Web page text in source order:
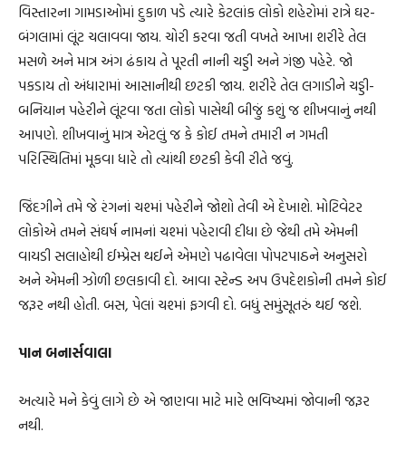
વિસ્તારના ગામડાઓમાં દુકાળ પડે ત્યારે કેટલાંક લોકો શહેરોમાં રાત્રે ઘર-
બંગલામાં લૂંટ ચલાવવા જાય. ચોરી કરવા જતી વખતે આખા શરીરે તેલ
મસળે અને માત્ર અંગ ઢંકાય તે પૂરતી નાની ચડ્ડી અને ગંજી પહેરે. જો
પકડાય તો અંધારામાં આસાનીથી છટકી જાય. શરીરે તેલ લગાડીને ચડ્ડી-
બનિયાન પહેરીને લૂંટવા જતા લોકો પાસેથી બીજું કશું જ શીખવાનું નથી
આપણે. શીખવાનું માત્ર એટલું જ કે કોઈ તમને તમારી ન ગમતી
પરિસ્થિતિમાં મૂકવા ધારે તો ત્યાંથી છટકી કેવી રીતે જવું.
જિંદગીને તમે જે રંગનાં ચશ્માં પહેરીને જોશો તેવી એ દેખાશે. મોટિવેટર
લોકોએ તમને સંઘર્ષ નામનાં ચશ્માં પહેરાવી દીધા છે જેથી તમે એમની
વાયડી સલાહોથી ઈમ્પ્રેસ થઈને એમણે પઢાવેલા પોપટપાઠને અનુસરો
અને એમની ઝોળી છલકાવી દો. આવા સ્ટેન્ડ અપ ઉપદેશકોની તમને કોઈ
જરૂર નથી હોતી. બસ, પેલાં ચશ્માં ફગવી દો. બધું સમુંસૂતરું થઈ જશે.
પાન બનાર્સવાલા
અત્યારે મને કેવું લાગે છે એ જાણવા માટે મારે ભવિષ્યમાં જોવાની જરૂર
નથી.